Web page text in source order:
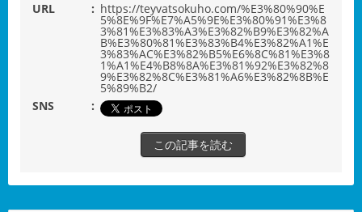
URL
https://teyvatsokuho.com/%E3%80%90%E
5%8E%9F%E7%A5%9E%E3%80%91%E3%8
3%81%E3%83%A3%E3%82%B9%E3%82%A
B%E3%80%81%E3%83%B4%E3%82%A1%E
3%83%AC%E3%82%B5%E6%8C%81%E3%8
1%A1%E4%B8%8A%E3%81%92%E3%82%8
9%E3%82%8C%E3%81%A6%E3%82%8B%E
5%89%B2/
SNS
この記事を読む